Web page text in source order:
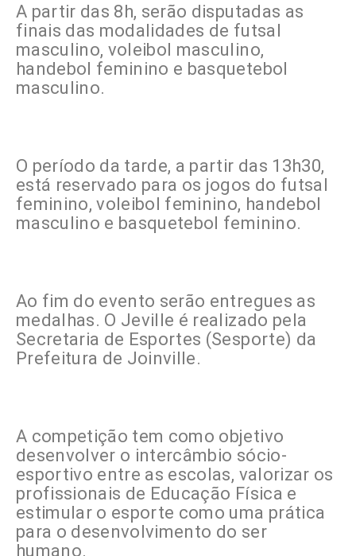
A partir das 8h, serão disputadas as
finais das modalidades de futsal
masculino, voleibol masculino,
handebol feminino e basquetebol
masculino.
O período da tarde, a partir das 13h30,
está reservado para os jogos do futsal
feminino, voleibol feminino, handebol
masculino e basquetebol feminino.
Ao fim do evento serão entregues as
medalhas. O Jeville é realizado pela
Secretaria de Esportes (Sesporte) da
Prefeitura de Joinville.
A competição tem como objetivo
desenvolver o intercâmbio sócio-
esportivo entre as escolas, valorizar os
profissionais de Educação Física e
estimular o esporte como uma prática
para o desenvolvimento do ser
humano.